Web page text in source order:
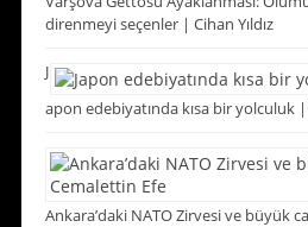
direnmeyi seçenler | Cihan Yıldız
J
apon edebiyatında kısa bir yolculuk
Ankara’daki NATO Zirvesi ve büyük